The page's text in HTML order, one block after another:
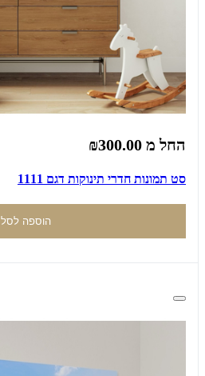
החל מ ₪300.00
סט תמונות חדרי תינוקות דגם 1111
הוספה לסל